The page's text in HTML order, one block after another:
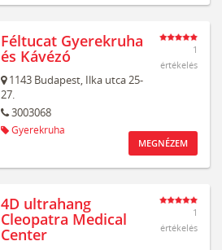
Féltucat Gyerekruha
és Kávézó
1143 Budapest, Ilka utca 25-
27.
3003068
Gyerekruha
1
értékelés
MEGNÉZEM
4D ultrahang
Cleopatra Medical
Center
1
értékelés